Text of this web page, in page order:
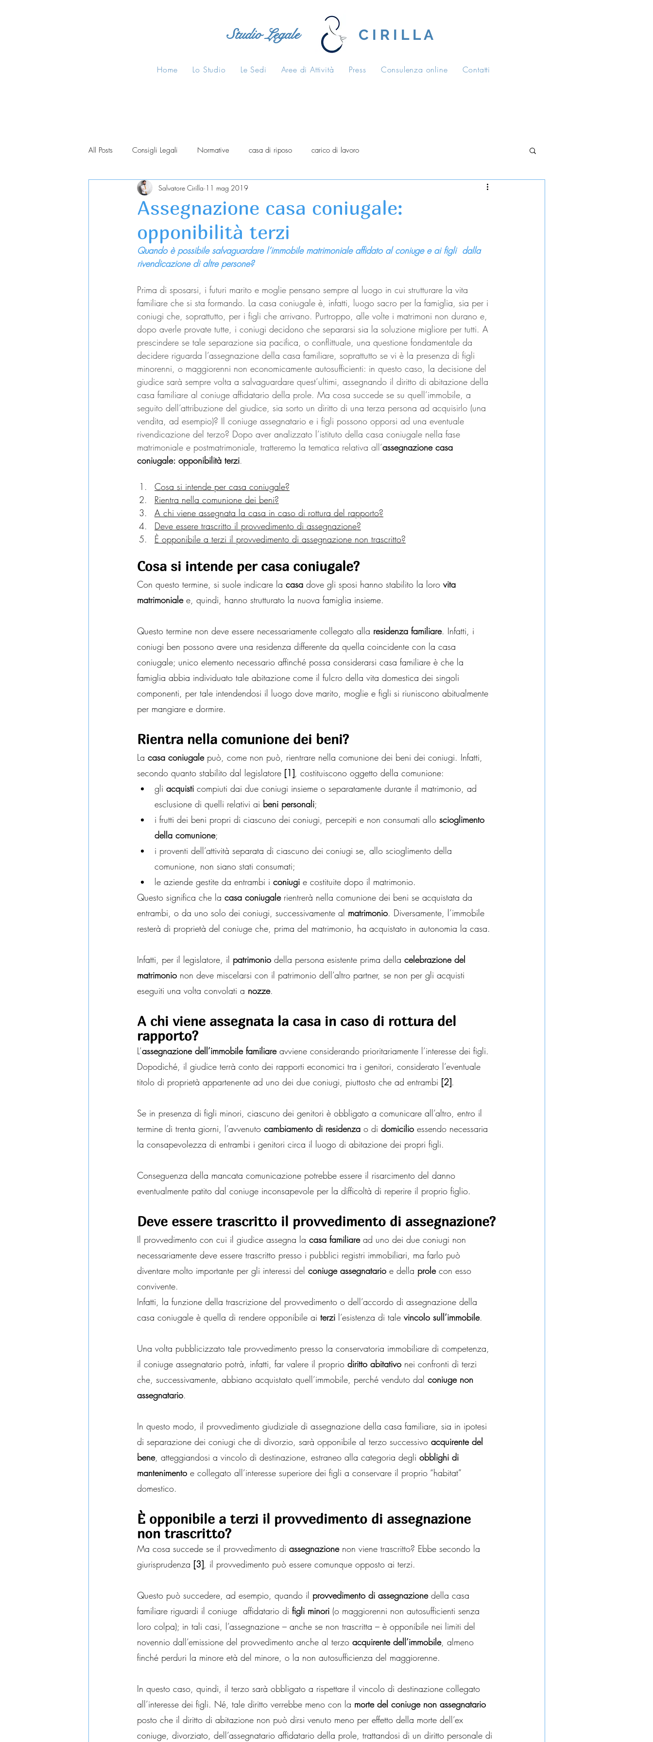
Studio Legale C I R I L L A
Home Lo Studio Le Sedi Aree di Attività Press Consulenza online Contatti
All Posts Consigli Legali Normative casa di riposo carico di lavoro
Assegnazione casa coniugale:
opponibilità terzi
Salvatore Cirilla 11 mag 2019
Quando è possibile salvaguardare l’immobile matrimoniale affidato al coniuge e ai figli  dalla
rivendicazione di altre persone?
Prima di sposarsi, i futuri marito e moglie pensano sempre al luogo in cui strutturare la vita
familiare che si sta formando. La casa coniugale è, infatti, luogo sacro per la famiglia, sia per i
coniugi che, soprattutto, per i figli che arrivano. Purtroppo, alle volte i matrimoni non durano e,
dopo averle provate tutte, i coniugi decidono che separarsi sia la soluzione migliore per tutti. A
prescindere se tale separazione sia pacifica, o conflittuale, una questione fondamentale da
decidere riguarda l’assegnazione della casa familiare, soprattutto se vi è la presenza di figli
minorenni, o maggiorenni non economicamente autosufficienti: in questo caso, la decisione del
giudice sarà sempre volta a salvaguardare quest’ultimi, assegnando il diritto di abitazione della
casa familiare al coniuge affidatario della prole. Ma cosa succede se su quell’immobile, a
seguito dell’attribuzione del giudice, sia sorto un diritto di una terza persona ad acquisirlo (una
vendita, ad esempio)? Il coniuge assegnatario e i figli possono opporsi ad una eventuale
rivendicazione del terzo? Dopo aver analizzato l’istituto della casa coniugale nella fase
matrimoniale e postmatrimoniale, tratteremo la tematica relativa all’assegnazione casa
coniugale: opponibilità terzi.
Cosa si intende per casa coniugale?
Rientra nella comunione dei beni?
A chi viene assegnata la casa in caso di rottura del rapporto?
Deve essere trascritto il provvedimento di assegnazione?
È opponibile a terzi il provvedimento di assegnazione non trascritto?
Cosa si intende per casa coniugale?
Con questo termine, si suole indicare la casa dove gli sposi hanno stabilito la loro vita
matrimoniale e, quindi, hanno strutturato la nuova famiglia insieme.
Questo termine non deve essere necessariamente collegato alla residenza familiare. Infatti, i
coniugi ben possono avere una residenza differente da quella coincidente con la casa
coniugale; unico elemento necessario affinché possa considerarsi casa familiare è che la
famiglia abbia individuato tale abitazione come il fulcro della vita domestica dei singoli
componenti, per tale intendendosi il luogo dove marito, moglie e figli si riuniscono abitualmente
per mangiare e dormire.
Rientra nella comunione dei beni?
La casa coniugale può, come non può, rientrare nella comunione dei beni dei coniugi. Infatti,
secondo quanto stabilito dal legislatore [1], costituiscono oggetto della comunione:
gli acquisti compiuti dai due coniugi insieme o separatamente durante il matrimonio, ad
esclusione di quelli relativi ai beni personali;
i frutti dei beni propri di ciascuno dei coniugi, percepiti e non consumati allo scioglimento
della comunione;
i proventi dell’attività separata di ciascuno dei coniugi se, allo scioglimento della
comunione, non siano stati consumati;
le aziende gestite da entrambi i coniugi e costituite dopo il matrimonio.
Questo significa che la casa coniugale rientrerà nella comunione dei beni se acquistata da
entrambi, o da uno solo dei coniugi, successivamente al matrimonio. Diversamente, l’immobile
resterà di proprietà del coniuge che, prima del matrimonio, ha acquistato in autonomia la casa.
Infatti, per il legislatore, il patrimonio della persona esistente prima della celebrazione del
matrimonio non deve miscelarsi con il patrimonio dell’altro partner, se non per gli acquisti
eseguiti una volta convolati a nozze.
A chi viene assegnata la casa in caso di rottura del
rapporto?
L’assegnazione dell’immobile familiare avviene considerando prioritariamente l’interesse dei figli.
Dopodiché, il giudice terrà conto dei rapporti economici tra i genitori, considerato l’eventuale
titolo di proprietà appartenente ad uno dei due coniugi, piuttosto che ad entrambi [2].
Se in presenza di figli minori, ciascuno dei genitori è obbligato a comunicare all’altro, entro il
termine di trenta giorni, l’avvenuto cambiamento di residenza o di domicilio essendo necessaria
la consapevolezza di entrambi i genitori circa il luogo di abitazione dei propri figli.
Conseguenza della mancata comunicazione potrebbe essere il risarcimento del danno
eventualmente patito dal coniuge inconsapevole per la difficoltà di reperire il proprio figlio.
Deve essere trascritto il provvedimento di assegnazione?
Il provvedimento con cui il giudice assegna la casa familiare ad uno dei due coniugi non
necessariamente deve essere trascritto presso i pubblici registri immobiliari, ma farlo può
diventare molto importante per gli interessi del coniuge assegnatario e della prole con esso
convivente.
Infatti, la funzione della trascrizione del provvedimento o dell’accordo di assegnazione della
casa coniugale è quella di rendere opponibile ai terzi l’esistenza di tale vincolo sull’immobile.
Una volta pubblicizzato tale provvedimento presso la conservatoria immobiliare di competenza,
il coniuge assegnatario potrà, infatti, far valere il proprio diritto abitativo nei confronti di terzi
che, successivamente, abbiano acquistato quell’immobile, perché venduto dal coniuge non
assegnatario.
In questo modo, il provvedimento giudiziale di assegnazione della casa familiare, sia in ipotesi
di separazione dei coniugi che di divorzio, sarà opponibile al terzo successivo acquirente del
bene, atteggiandosi a vincolo di destinazione, estraneo alla categoria degli obblighi di
mantenimento e collegato all’interesse superiore dei figli a conservare il proprio “habitat”
domestico.
È opponibile a terzi il provvedimento di assegnazione
non trascritto?
Ma cosa succede se il provvedimento di assegnazione non viene trascritto? Ebbe secondo la
giurisprudenza [3], il provvedimento può essere comunque opposto ai terzi.
Questo può succedere, ad esempio, quando il provvedimento di assegnazione della casa
familiare riguardi il coniuge  affidatario di figli minori (o maggiorenni non autosufficienti senza
loro colpa); in tali casi, l’assegnazione – anche se non trascritta – è opponibile nei limiti del
novennio dall’emissione del provvedimento anche al terzo acquirente dell’immobile, almeno
finché perduri la minore età del minore, o la non autosufficienza del maggiorenne.
In questo caso, quindi, il terzo sarà obbligato a rispettare il vincolo di destinazione collegato
all’interesse dei figli. Né, tale diritto verrebbe meno con la morte del coniuge non assegnatario
posto che il diritto di abitazione non può dirsi venuto meno per effetto della morte dell’ex
coniuge, divorziato, dell’assegnatario affidatario della prole, trattandosi di un diritto personale di